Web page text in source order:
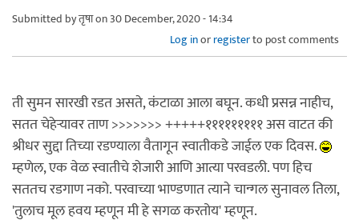
Submitted byतृषाon 30 December, 2020 - 14:34
Log inorregisterto post comments
ती सुमन सारखी रडत असते, कंटाळा आला बघून. कधी प्रसन्न नाहीच,
सतत चेहेऱ्यावर ताण >>>>>>> +++++१११११११११ अस वाटत की
श्रीधर सुद्दा तिच्या रडण्याला वैतागून स्वातीकडे जाईल एक दिवस.
म्हणेल, एक वेळ स्वातीचे शेजारी आणि आत्या परवडली. पण हिच
सततच रडगाण नको. परवाच्या भाण्डणात त्याने चान्गल सुनावल तिला,
'तुलाच मूल हवय म्हणून मी हे सगळ करतोय' म्हणून.